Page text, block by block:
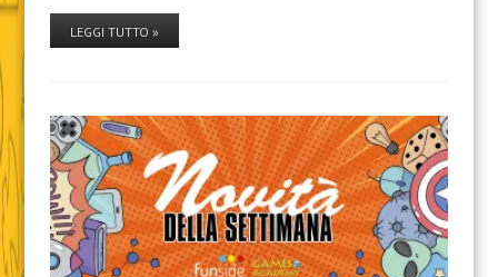
LEGGI TUTTO »